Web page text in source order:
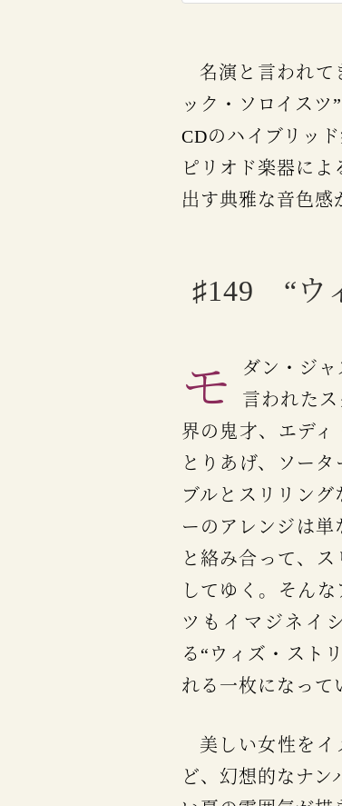
名演と言われてきたものも多いが、エリオット・ガーディナーが指揮する“イングリッシュ・バロ
ック・ソロイスツ
CDのハイブリッ
ピリオド楽器に
出す典雅な音色感
♯149 “ウ
モダン・ジャズの全盛時代に“クール・テナー”の代表格と
言われた
界の鬼才、エデ
とりあげ、ソー
ブルとスリリン
ーのアレンジは
と絡み合って、
してゆく。そん
ツもイマジネイ
る“ウィズ・スト
れる一枚になって
美しい女性をイメージして書かれた＜ハー＞や、ドリーミーな＜アイ・リメンバー・ホエン＞な
ど、幻想的なナ